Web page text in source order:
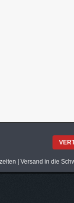
Versand in die